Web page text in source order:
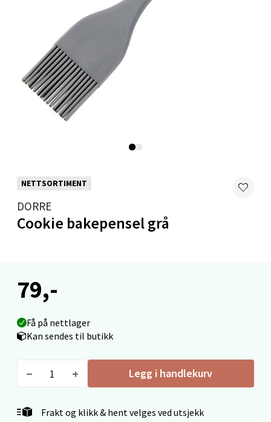
NETTSORTIMENT
DORRE
Cookie bakepensel grå
79,-
Få på nettlager
Kan sendes til butikk
Legg i handlekurv
Frakt og klikk & hent velges ved utsjekk
Mandal - Alti Mandal
Skarvøyveien 55, 4517 Mandal
Åpent i dag 10-18